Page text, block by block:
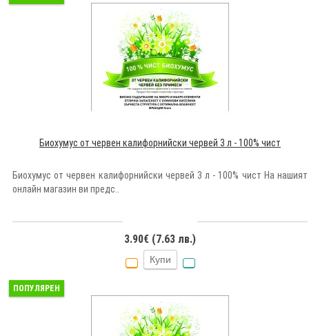
Биохумус от червен калифорнийски червей 3 л - 100% чист
Биохумус от червен калифорнийски червей 3 л - 100% чист На нашият
онлайн магазин ви предс..
3.90€ (7.63 лв.)
Купи
ПОПУЛЯРЕН